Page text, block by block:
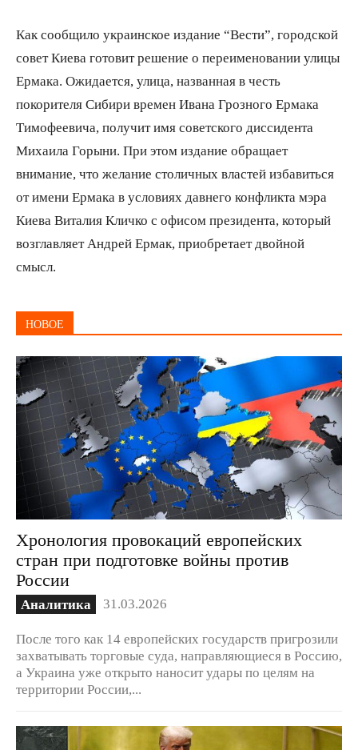
Как сообщило украинское издание “Вести”, городской
совет Киева готовит решение о переименовании улицы
Ермака. Ожидается, улица, названная в честь
покорителя Сибири времен Ивана Грозного Ермака
Тимофеевича, получит имя советского диссидента
Михаила Горыни. При этом издание обращает
внимание, что желание столичных властей избавиться
от имени Ермака в условиях давнего конфликта мэра
Киева Виталия Кличко с офисом президента, который
возглавляет Андрей Ермак, приобретает двойной
смысл.
НОВОЕ
Хронология провокаций европейских
стран при подготовке войны против
России
Аналитика 31.03.2026
После того как 14 европейских государств пригрозили
захватывать торговые суда, направляющиеся в Россию,
а Украина уже открыто наносит удары по целям на
территории России,...